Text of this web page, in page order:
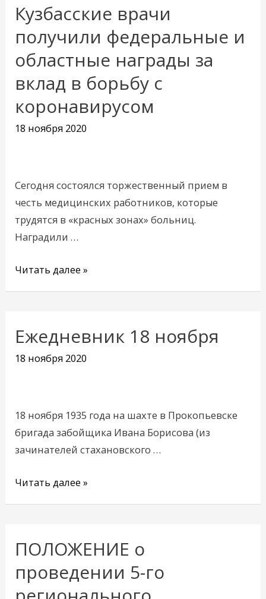
Кузбасские врачи
получили федеральные и
областные награды за
вклад в борьбу с
коронавирусом
18 ноября 2020
Сегодня состоялся торжественный прием в
честь медицинских работников, которые
трудятся в «красных зонах» больниц.
Наградили …
Кузбасские
врачи
получили
федеральные
и
областные
награды
за
борьбу
с
коронавирусом
Читать далее »
Ежедневник 18 ноября
18 ноября 2020
18 ноября 1935 года на шахте в Прокопьевске
бригада забойщика Ивана Борисова (из
зачинателей стахановского …
Ежедневник
Читать далее »
ПОЛОЖЕНИЕ о
проведении 5-го
ПОЛОЖЕНИЕ
проведении 5-